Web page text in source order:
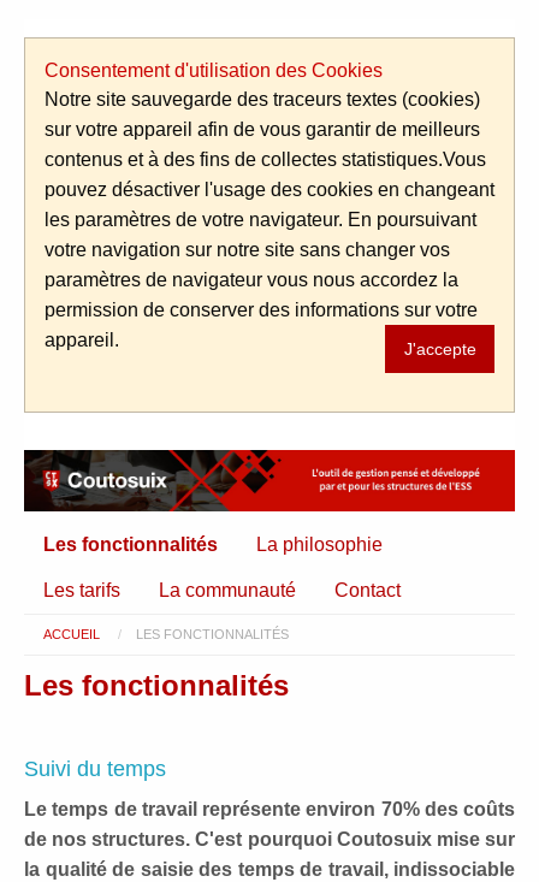
Aller au contenu
Consentement d'utilisation des Cookies
Notre site sauvegarde des traceurs textes (cookies)
sur votre appareil afin de vous garantir de meilleurs
contenus et à des fins de collectes statistiques.Vous
pouvez désactiver l'usage des cookies en changeant
les paramètres de votre navigateur. En poursuivant
votre navigation sur notre site sans changer vos
paramètres de navigateur vous nous accordez la
permission de conserver des informations sur votre
appareil.
J'accepte
Les fonctionnalités La philosophie
Les tarifs La communauté Contact
ACCUEIL LES FONCTIONNALITÉS
Les fonctionnalités
Suivi du temps
Le temps de travail représente environ 70% des coûts
de nos structures. C'est pourquoi Coutosuix mise sur
la qualité de saisie des temps de travail, indissociable